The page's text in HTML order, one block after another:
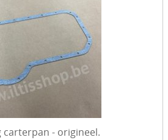
carterpan - origineel.